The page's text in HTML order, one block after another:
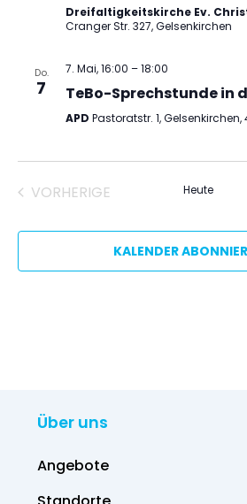
Dreifaltigkeitskirche Ev.
Cranger Str. 327, Gelsenkirchen
Do.
7
7. Mai, 16:00 –18:00
TeBo-Sprechstunde in
APD Pastoratstr. 1,
VORHERIGEVERANSTALTUNGEN
Heute
KALENDER
Über uns
Angebote